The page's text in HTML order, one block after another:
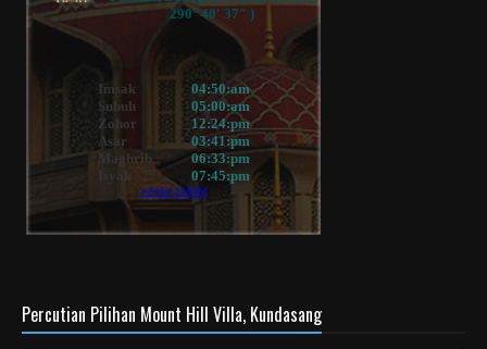
Percutian Pilihan Mount Hill Villa, Kundasang